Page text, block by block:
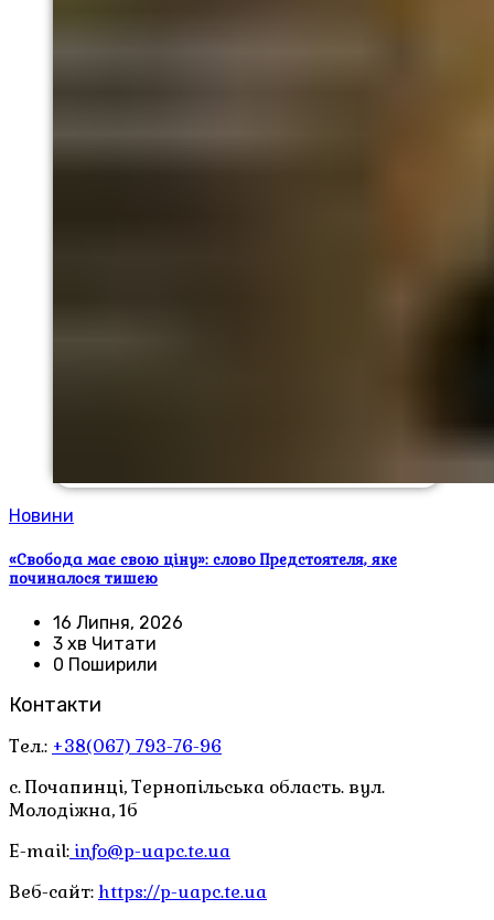
Новини
«Свобода має свою ціну»: слово Предстоятеля, яке
починалося тишею
16 Липня, 2026
3 хв Читати
0 Поширили
Контакти
Тел.: +38(067) 793-76-96
с. Почапинці, Тернопільська область. вул.
Молодіжна, 1б
E-mail: info@p-uapc.te.ua
Веб-сайт: https://p-uapc.te.ua